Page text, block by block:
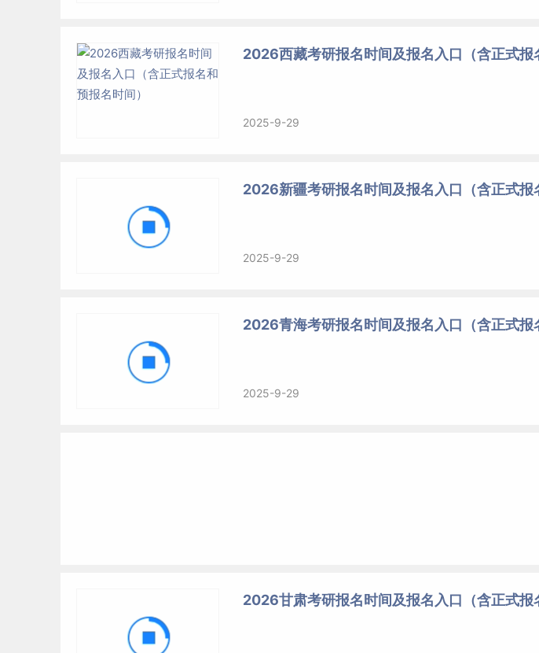
2026西藏考研报名时间及报名入口（含正式报
2025-9-29
2026新疆考研报名时间及报名入口（含正式报
2025-9-29
2026青海考研报名时间及报名入口（含正式报
2025-9-29
2026甘肃考研报名时间及报名入口（含正式报